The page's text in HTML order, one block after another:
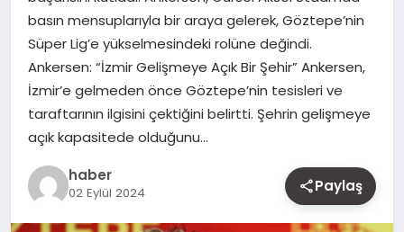
YAŞAM
OTOMOBIL
basın mensuplarıyla bir araya gelerek, Göztepe’nin
Süper Lig’e yükselmesindeki rolüne değindi.
Ankersen: “İzmir Gelişmeye Açık Bir Şehir” Ankersen,
İzmir’e gelmeden önce Göztepe’nin tesisleri ve
taraftarının ilgisini çektiğini belirtti. Şehrin gelişmeye
açık kapasitede olduğunu…
haber
02 Eylül 2024 Paylaş